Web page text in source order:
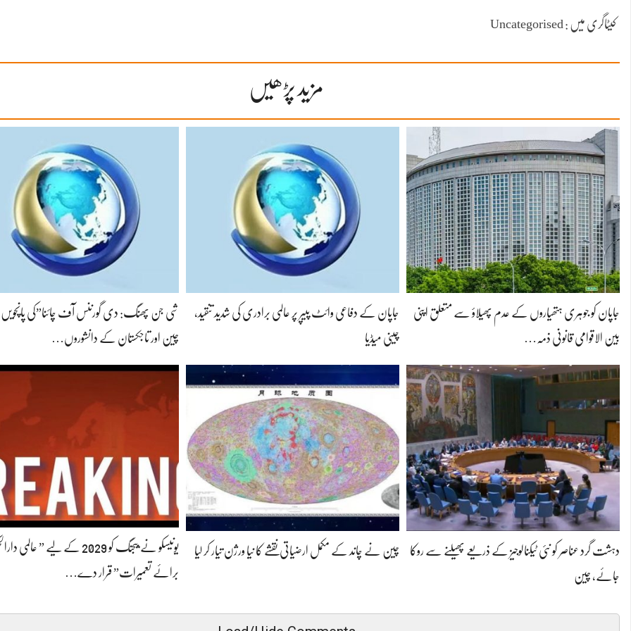
کیٹاگری میں : Uncategorised
مزید پڑھیں
جاپان کو جوہری ہتھیاروں کے عدم پھیلاؤ سے متعلق اپنی
بین الاقوامی قانونی ذمہ…
جاپان کے دفاعی وائٹ پیپر پر عالمی برادری کی شدید تنقید،
چینی میڈیا
شی جن پھنگ: دی گورننس آف چائنا”کی پانچویں
چین اور تاجکستان کے دانشوروں…
دہشت گرد عناصر کو نئی ٹیکنالوجیز کے ذریعے پھیلنے سے روکا
جائے، چین
چین نے چاند کے مکمل ارضیاتی نقشے کا نیا ورژن تیار کر لیا یونیسکو نے بیجنگ کو 2029 کے لیے ”
برائے تعمیرات” قرار دے…